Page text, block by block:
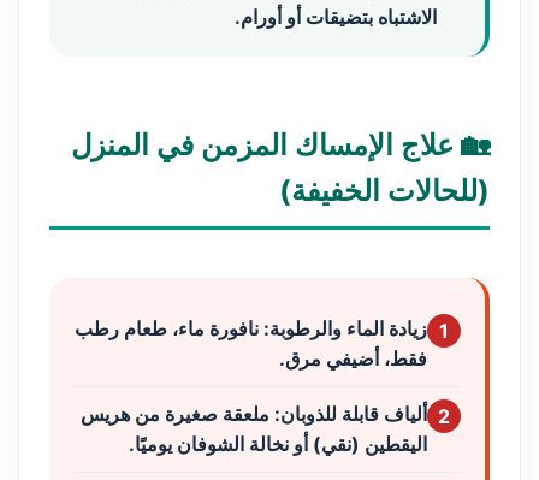
الاشتباه بتضيقات أو أورام.
🏡 علاج الإمساك المزمن في المنزل
(للحالات الخفيفة)
1 زيادة الماء والرطوبة: نافورة ماء، طعام رطب
فقط، أضيفي مرق.
2 ألياف قابلة للذوبان: ملعقة صغيرة من هريس
اليقطين (نقي) أو نخالة الشوفان يوميًا.